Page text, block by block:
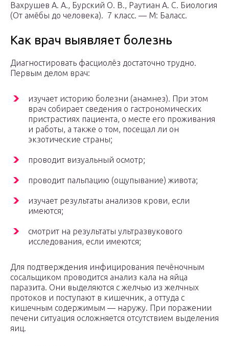
Вахрушев А. А., Бурский О. В., Раутиан А. С. Биология
(От амёбы до человека). 7 класс. — М: Баласс.
Как врач выявляет болезнь
Диагностировать фасциолёз достаточно трудно.
Первым делом врач:
изучает историю болезни (анамнез). При этом
врач собирает сведения о гастрономических
пристрастиях пациента, о месте его проживания
и работы, а также о том, посещал ли он
экзотические страны;
проводит визуальный осмотр;
проводит пальпацию (ощупывание) живота;
изучает результаты анализов крови, если
имеются;
смотрит на результаты ультразвукового
исследования, если имеются;
Для подтверждения инфицирования печёночным
сосальщиком проводится анализ кала на яйца
паразита. Они выделяются с желчью из желчных
протоков и поступают в кишечник, а оттуда с
кишечным содержимым — наружу. При поражении
печени ситуация осложняется отсутствием выделения
яиц.